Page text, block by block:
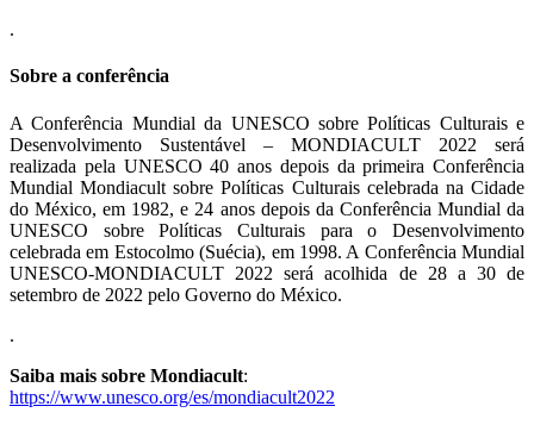
.
Sobre a conferência
A Conferência Mundial da UNESCO sobre Políticas Culturais e
Desenvolvimento Sustentável – MONDIACULT 2022 será
realizada pela UNESCO 40 anos depois da primeira Conferência
Mundial Mondiacult sobre Políticas Culturais celebrada na Cidade
do México, em 1982, e 24 anos depois da Conferência Mundial da
UNESCO sobre Políticas Culturais para o Desenvolvimento
celebrada em Estocolmo (Suécia), em 1998. A Conferência Mundial
UNESCO-MONDIACULT 2022 será acolhida de 28 a 30 de
setembro de 2022 pelo Governo do México.
.
Saiba mais sobre Mondiacult:
https://www.unesco.org/es/mondiacult2022